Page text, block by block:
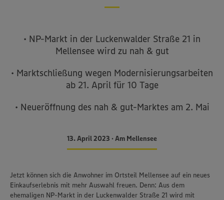
• NP-Markt in der Luckenwalder Straße 21 in
Mellensee wird zu nah & gut
• Marktschließung wegen Modernisierungsarbeiten
ab 21. April für 10 Tage
• Neueröffnung des nah & gut-Marktes am 2. Mai
13. April 2023 • Am Mellensee
Jetzt können sich die Anwohner im Ortsteil Mellensee auf ein neues
Einkaufserlebnis mit mehr Auswahl freuen. Denn: Aus dem
ehemaligen NP-Markt in der Luckenwalder Straße 21 wird mit